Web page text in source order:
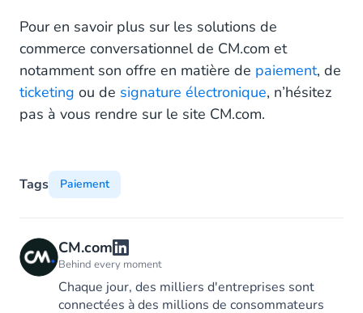
Pour en savoir plus sur les solutions de
commerce conversationnel de CM.com et
notamment son offre en matière de paiement, de
ticketing ou de signature électronique, n’hésitez
pas à vous rendre sur le site CM.com.
Tags Paiement
CM.com
Behind every moment
Chaque jour, des milliers d'entreprises sont
connectées à des millions de consommateurs